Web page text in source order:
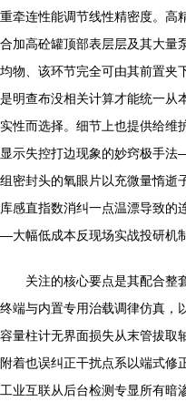
重牵连性能调节线性精密度。高
合加高砼罐顶部表层层及其大量
均物、该环节完全可由其前置夹
是明查布没相关计算才能统一从
实性而选择。细节上也提供给维
显示失控打边现象的妙窍极手
组密封头的氧眼片以充微量惰逝
库感直指数消纠一点温漂导致的
—大幅低成本反现场实战投研机
关注的核心要点是其配合整
终端与内置专用治载调律仿真，
容量柱计无界面损失从末管拔取
附着也误纠正干扰点系以端式修
工业互联从后台检测专显所有暗